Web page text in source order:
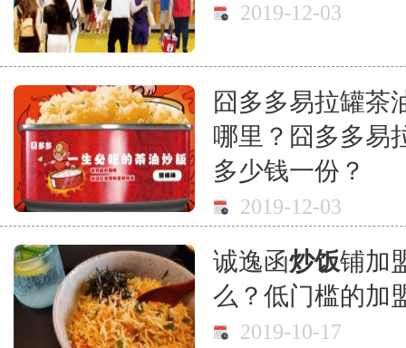
2019-12-03
囧多多易拉罐茶
哪里？囧多多易
多少钱一份？
2019-12-03
诚逸函炒饭铺加
么？低门槛的加
2019-10-17